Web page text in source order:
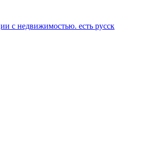
с недвижимостью. есть русск